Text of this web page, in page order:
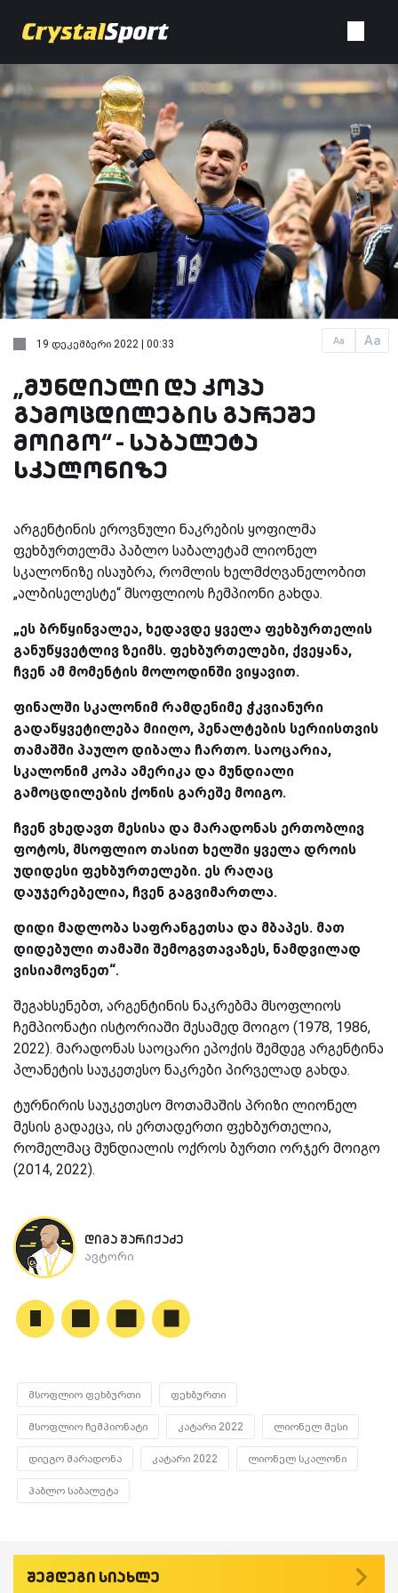
Aa Aa
19 დეკემბერი 2022 | 00:33
„მუნდიალი და კოპა
გამოცდილების გარეშე
მოიგო“ - საბალეტა
სკალონიზე
არგენტინის ეროვნული ნაკრების ყოფილმა
ფეხბურთელმა პაბლო საბალეტამ ლიონელ
სკალონიზე ისაუბრა, რომლის ხელმძღვანელობით
„ალბისელესტე“ მსოფლიოს ჩემპიონი გახდა.
„ეს ბრწყინვალეა, ხედავდე ყველა ფეხბურთელის
განუწყვეტლივ ზეიმს. ფეხბურთელები, ქვეყანა,
ჩვენ ამ მომენტის მოლოდინში ვიყავით.
ფინალში სკალონიმ რამდენიმე ჭკვიანური
გადაწყვეტილება მიიღო, პენალტების სერიისთვის
თამაშში პაულო დიბალა ჩართო. საოცარია,
სკალონიმ კოპა ამერიკა და მუნდიალი
გამოცდილების ქონის გარეშე მოიგო.
ჩვენ ვხედავთ მესისა და მარადონას ერთობლივ
ფოტოს, მსოფლიო თასით ხელში ყველა დროის
უდიდესი ფეხბურთელები. ეს რაღაც
დაუჯერებელია, ჩვენ გაგვიმართლა.
დიდი მადლობა საფრანგეთსა და მბაპეს. მათ
დიდებული თამაში შემოგვთავაზეს, ნამდვილად
ვისიამოვნეთ“.
შეგახსენებთ, არგენტინის ნაკრებმა მსოფლიოს
ჩემპიონატი ისტორიაში მესამედ მოიგო (1978, 1986,
2022). მარადონას საოცარი ეპოქის შემდეგ არგენტინა
პლანეტის საუკეთესო ნაკრები პირველად გახდა.
ტურნირის საუკეთესო მოთამაშის პრიზი ლიონელ
მესის გადაეცა, ის ერთადერთი ფეხბურთელია,
რომელმაც მუნდიალის ოქროს ბურთი ორჯერ მოიგო
(2014, 2022).
დიმა შარიქაძე
ავტორი
მსოფლიო ფეხბურთი ფეხბურთი
მსოფლიო ჩემპიონატი კატარი 2022 ლიონელ მესი
დიეგო მარადონა კატარი 2022 ლიონელ სკალონი
პაბლო საბალეტა
შემდეგი სიახლე